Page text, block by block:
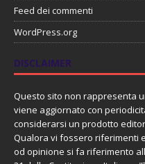
Feed dei commenti
WordPress.org
DISCLAIMER
Questo sito non rappresenta
viene aggiornato con
considerarsi un prodotto
Qualora vi fossero riferimenti
od opinione si fa riferimento